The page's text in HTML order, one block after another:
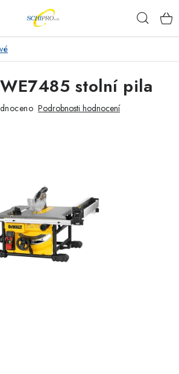
stolní pila
Podrobnosti hodnocení